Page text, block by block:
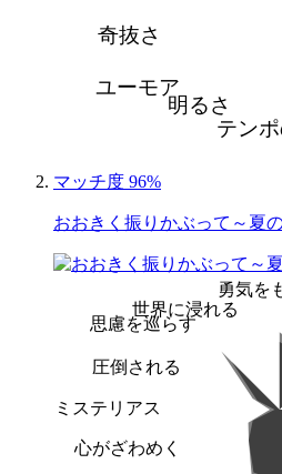
テン
明るさ
ユーモア
奇抜さ
マッチ度 96%
おおきく振りかぶって～夏
勇気を
心がざわめく
ミステリアス
圧倒される
思慮を巡らす
世界に浸れる